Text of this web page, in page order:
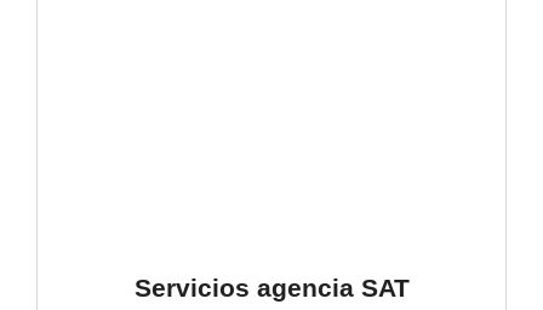
Servicios agencia SAT